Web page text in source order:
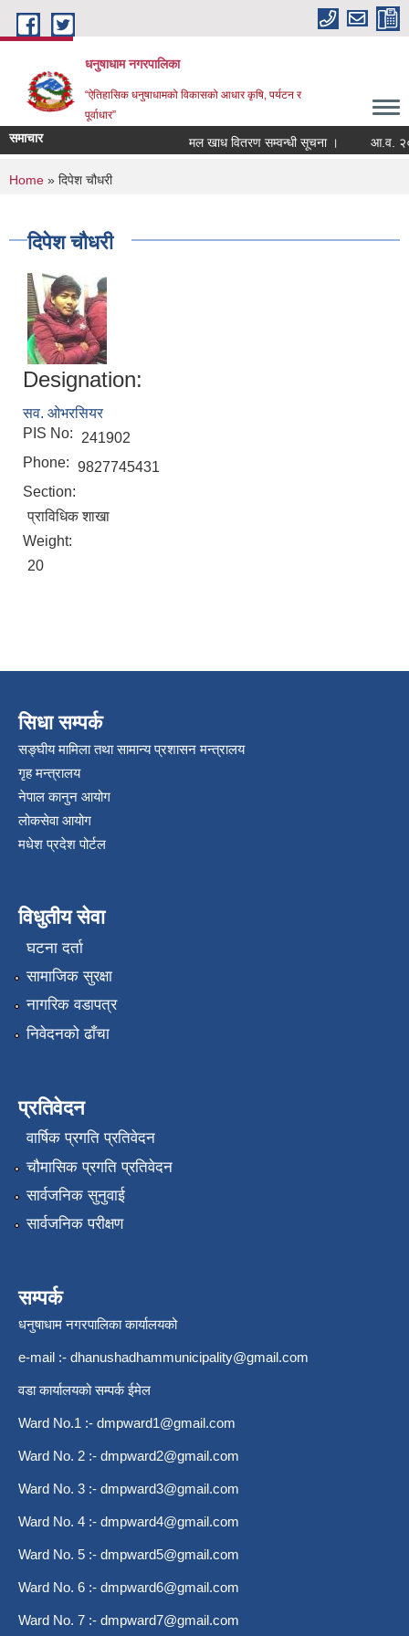
Skip to main content
धनुषाधाम नगरपालिका
“ऐतिहासिक धनुषाधामको विकासको आधार कृषि, पर्यटन र
पूर्वाधार”
समाचार मल खाध वितरण सम्वन्धी सूचना । आ.व.
You are here
Home » दिपेश चौधरी
दिपेश चौधरी
Designation:
सव. ओभरसियर
PIS No:
241902
Phone: 9827745431
Section:
प्राविधिक शाखा
Weight:
20
सिधा सम्पर्क
सङ्घीय मामिला तथा सामान्य प्रशासन मन्त्रालय
गृह मन्त्रालय
नेपाल कानुन आयोग
लोकसेवा आयोग
मधेश प्रदेश पोर्टल
विधुतीय सेवा
घटना दर्ता
सामाजिक सुरक्षा
नागरिक वडापत्र
निवेदनको ढाँचा
प्रतिवेदन
वार्षिक प्रगति प्रतिवेदन
चौमासिक प्रगति प्रतिवेदन
सार्वजनिक सुनुवाई
सार्वजनिक परीक्षण
सम्पर्क
धनुषाधाम नगरपालिका कार्यालयको
e-mail :- dhanushadhammunicipality@gmail.com
वडा कार्यालयको सम्पर्क ईमेल
Ward No.1 :- dmpward1@gmail.com
Ward No. 2 :- dmpward2@gmail.com
Ward No. 3 :- dmpward3@gmail.com
Ward No. 4 :- dmpward4@gmail.com
Ward No. 5 :- dmpward5@gmail.com
Ward No. 6 :- dmpward6@gmail.com
Ward No. 7 :- dmpward7@gmail.com